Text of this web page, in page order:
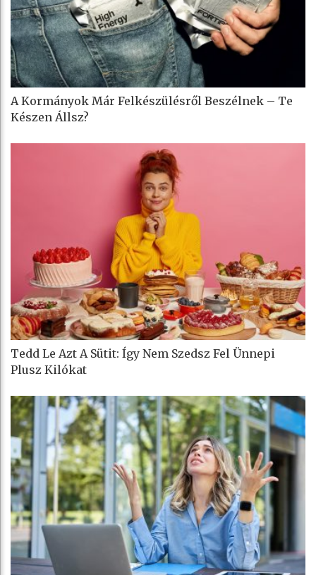
A Kormányok Már Felkészülésről Beszélnek – Te
Készen Állsz?
Tedd Le Azt A Sütit: Így Nem Szedsz Fel Ünnepi
Plusz Kilókat